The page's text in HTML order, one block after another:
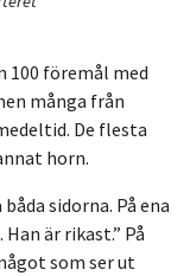
100 föremål med
många från
De flesta
horn.
sidorna. På ena
är rikast.” På
som ser ut